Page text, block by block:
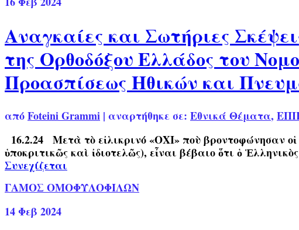
Αναγκαίες και Σωτήριες
της Ορθοδόξου Ελλάδος του
Προασπίσεως Ηθικών και
απόFoteini Grammi | αναρτήθηκε σε: Εθνικά Θέματα,
16.2.24 Μετὰ τὸ εἰλικρινό «ΟΧΙ» ποὺ βροντοφώνησαν οἱ
ὑποκριτικῶς καὶ ἰδιοτελῶς), εἶναι βέβαιο ὅτι ὁ
Συνεχίζεται
ΓΑΜΟΣ ΟΜΟΦΥΛΟΦΙΛΩΝ
14Φεβ 2024